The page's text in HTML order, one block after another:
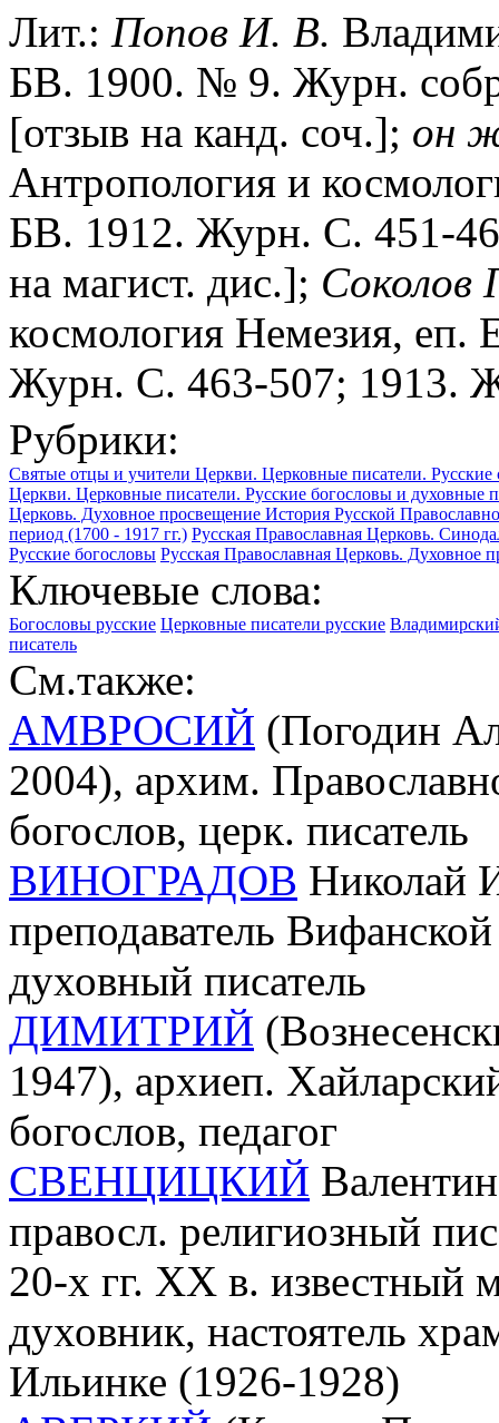
Лит.: Попов И. В.
БВ. 1900. № 9. Журн.
[отзыв на канд. соч.]; он
Антропология и
БВ. 1912. Журн. C. 451-
на магист. дис.]; Соколов
космология Немезия, еп.
Журн. С. 463-507; 1913.
Рубрики:
Святые отцы и учители Церкви. Церковные писатели.
Церкви. Церковные писатели. Русские богословы и духовные
Церковь. Духовное просвещение История Русской
период (1700 - 1917 гг.) Русская Православная Церковь.
Русские богословы Русская Православная Церковь. Духовное
Ключевые слова:
Богословы русские Церковные писатели русские
писатель
См.также:
АМВРОСИЙ (Погодин
2004), архим.
богослов, церк. писатель
ВИНОГРАДОВ Николай
преподаватель
духовный писатель
ДИМИТРИЙ
1947), архиеп.
богослов, педагог
СВЕНЦИЦКИЙ
правосл. религиозный
20-х гг. XX в. известный
духовник, настоятель
Ильинке (1926-1928)